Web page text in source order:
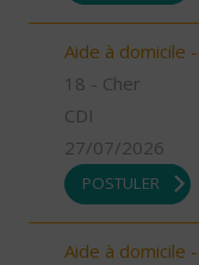
Aide à domicile
18 - Cher
CDI
27/07/2026
POSTULER
Aide à domicile